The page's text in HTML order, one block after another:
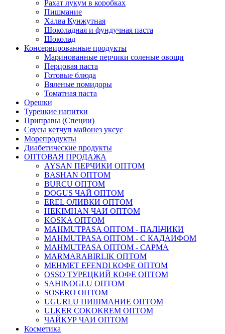
Рахат лукум в коробках
Пишмание
Халва Кунжутная
Шоколадная и фундучная паста
Шоколад
Консервированные продукты
Маринованные перчики соленые овощи
Перцовая паста
Готовые блюда
Вяленые помидоры
Томатная паста
Орешки
Турецкие напитки
Приправы (Специи)
Соусы кетчуп майонез уксус
Морепродукты
Диабетические продукты
ОПТОВАЯ ПРОДАЖА
AYSAN ПЕРЧИКИ ОПТОМ
BASHAN ОПТОМ
BURCU ОПТОМ
DOGUS ЧАЙ ОПТОМ
EREL ОЛИВКИ ОПТОМ
HEKIMHAN ЧАИ ОПТОМ
KOSKA ОПТОМ
MAHMUTPASA ОПТОМ - ПАЛЬЧИКИ
MAHMUTPASA ОПТОМ - С КАДАИФОМ
MAHMUTPASA ОПТОМ - САРМА
MARMARABIRLIK ОПТОМ
MEHMET EFENDI КОФЕ ОПТОМ
OSSO ТУРЕЦКИЙ КОФЕ ОПТОМ
SAHINOGLU ОПТОМ
SOSERO ОПТОМ
UGURLU ПИШМАНИЕ ОПТОМ
ULKER COKOKREM ОПТОМ
ЧАЙКУР ЧАИ ОПТОМ
Косметика